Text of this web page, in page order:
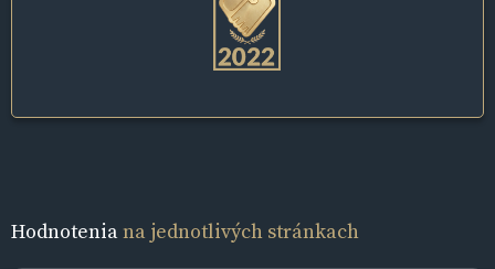
Hodnoteniana jednotlivých stránkach